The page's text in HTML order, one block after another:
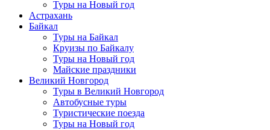
Туры на Новый год
Астрахань
Байкал
Туры на Байкал
Круизы по Байкалу
Туры на Новый год
Майские праздники
Великий Новгород
Туры в Великий Новгород
Автобусные туры
Туристические поезда
Туры на Новый год